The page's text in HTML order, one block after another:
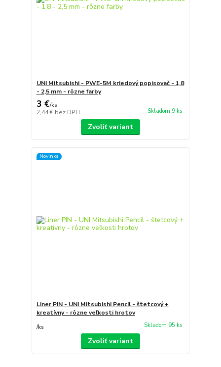
UNI Mitsubishi - PWE-5M kriedový popisovač - 1,8
- 2,5 mm - rôzne farby
3 €/ks
2,44 € bez DPH Skladom 9 ks
Zvoliť variant
Novinka
Liner PIN - UNI Mitsubishi Pencil - štetcový +
kreatívny - rôzne veľkosti hrotov
/ks Skladom 95 ks
Zvoliť variant